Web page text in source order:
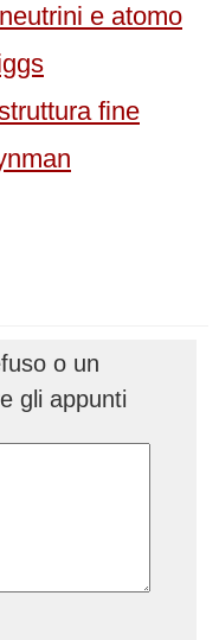
e atomo
fine
o un
gli appunti